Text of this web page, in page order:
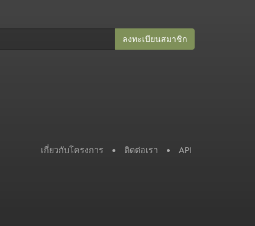
ลงทะเบียนสมาชิก​
เกี่ยวกับโครงการ • ติดต่อเรา • API